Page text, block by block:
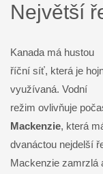
Největší
Kanada má hustou
říční síť, která je
využívaná. Vodní
režim ovlivňuje
Mackenzie, která
dvanáctou nejdelší
Mackenzie zamrzlá